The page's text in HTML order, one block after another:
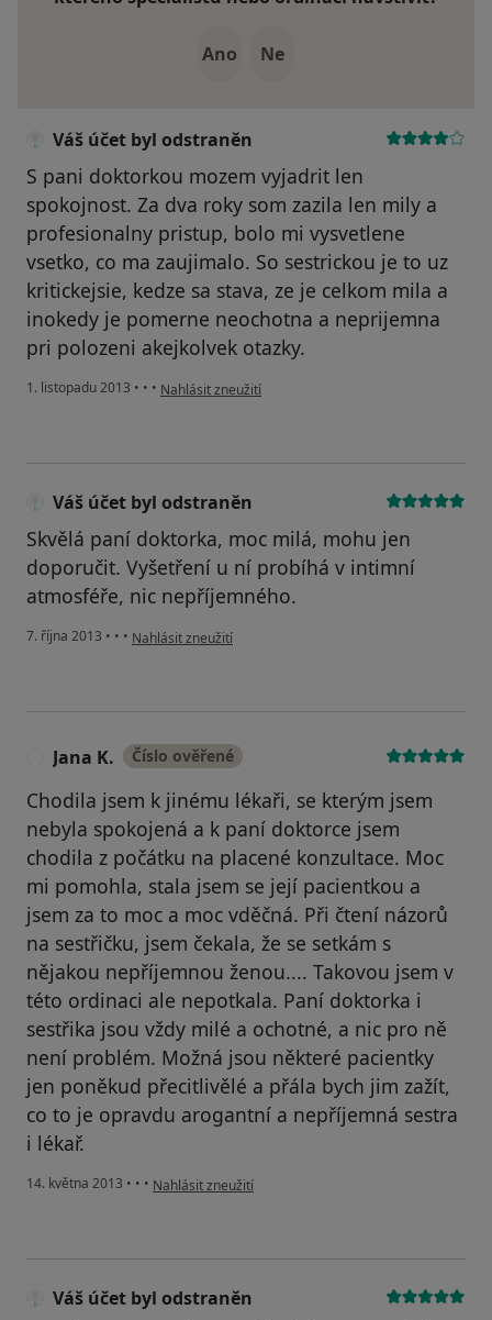
Ano Ne
Váš účet byl odstraněn
S pani doktorkou mozem vyjadrit len
spokojnost. Za dva roky som zazila len mily a
profesionalny pristup, bolo mi vysvetlene
vsetko, co ma zaujimalo. So sestrickou je to uz
kritickejsie, kedze sa stava, ze je celkom mila a
inokedy je pomerne neochotna a neprijemna
pri polozeni akejkolvek otazky.
1. listopadu 2013 • • • podle názoru uživatele Váš účet byl odstraněn
Nahlásit zneužití
Váš účet byl odstraněn
Skvělá paní doktorka, moc milá, mohu jen
doporučit. Vyšetření u ní probíhá v intimní
atmosféře, nic nepříjemného.
7. října 2013 • • • podle názoru uživatele Váš účet byl odstraněn
Nahlásit zneužití
Jana K. Číslo ověřené
Chodila jsem k jinému lékaři, se kterým jsem
nebyla spokojená a k paní doktorce jsem
chodila z počátku na placené konzultace. Moc
mi pomohla, stala jsem se její pacientkou a
jsem za to moc a moc vděčná. Při čtení názorů
na sestřičku, jsem čekala, že se setkám s
nějakou nepříjemnou ženou.... Takovou jsem v
této ordinaci ale nepotkala. Paní doktorka i
sestřika jsou vždy milé a ochotné, a nic pro ně
není problém. Možná jsou některé pacientky
jen poněkud přecitlivělé a přála bych jim zažít,
co to je opravdu arogantní a nepříjemná sestra
i lékař.
14. května 2013 • • • podle názoru uživatele Jana K.
Nahlásit zneužití
Váš účet byl odstraněn